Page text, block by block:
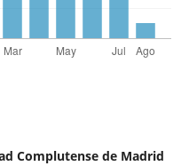
Complutense de Madrid